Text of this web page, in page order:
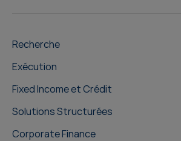
Recherche
Exécution
Fixed Income et Crédit
Solutions Structurées
Corporate Finance